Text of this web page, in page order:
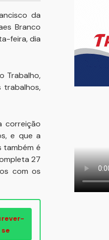
da
Branco
feira, dia
Trabalho,
trabalhos,
correição
e que a
também é
27
com os
se